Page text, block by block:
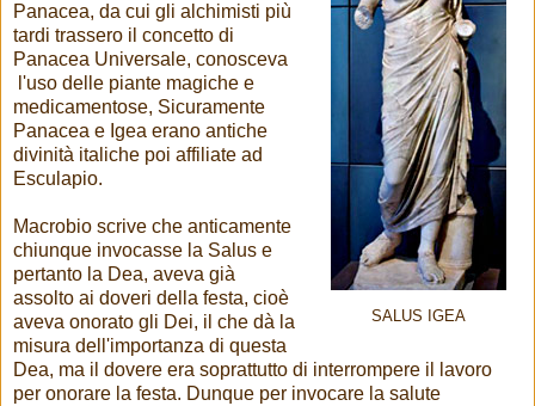
SALUS IGEA
Panacea, da cui gli alchimisti più
tardi trassero il concetto di
Panacea Universale, conosceva
l'uso delle piante magiche e
medicamentose, Sicuramente
Panacea e Igea erano antiche
divinità italiche poi affiliate ad
Esculapio.
Macrobio scrive che anticamente
chiunque invocasse la Salus e
pertanto la Dea, aveva già
assolto ai doveri della festa, cioè
aveva onorato gli Dei, il che dà la
misura dell'importanza di questa
Dea, ma il dovere era soprattutto di interrompere il lavoro
per onorare la festa. Dunque per invocare la salute